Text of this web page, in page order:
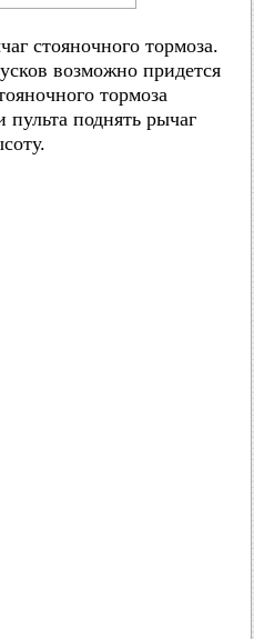
стояночного тормоза.
возможно придется
тормоза
поднять рычаг